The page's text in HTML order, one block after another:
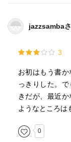
jazzsamba
3
お初はもう書
っきりした。
きだが、最近
ようなところは
0